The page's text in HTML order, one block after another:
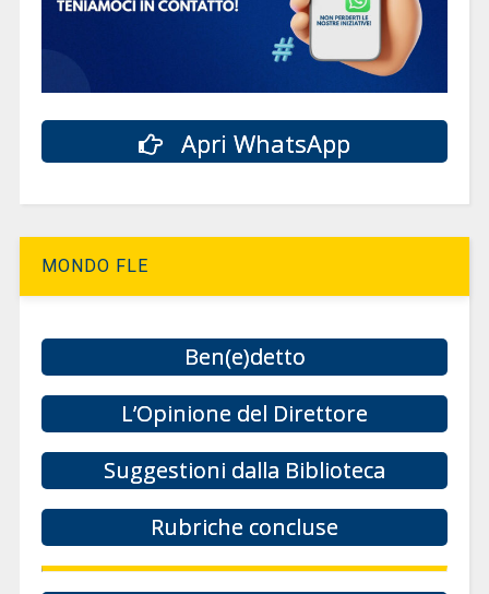
Apri WhatsApp
MONDO FLE
Ben(e)detto
L’Opinione del Direttore
Suggestioni dalla Biblioteca
Rubriche concluse